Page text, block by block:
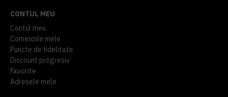
CONTUL MEU
Contul meu
Comenzile mele
Puncte de fidelitate
Discount progresiv
Favorite
Adresele mele